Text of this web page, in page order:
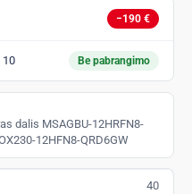
−190 €
10 Be pabrangimo
dalis MSAGBU-12HRFN8-
12HFN8-QRD6GW
40